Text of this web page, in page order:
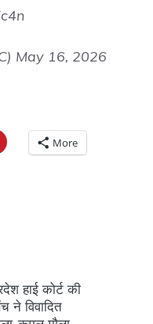
May 16, 2026
More
हाई कोर्ट की
ने विवादित